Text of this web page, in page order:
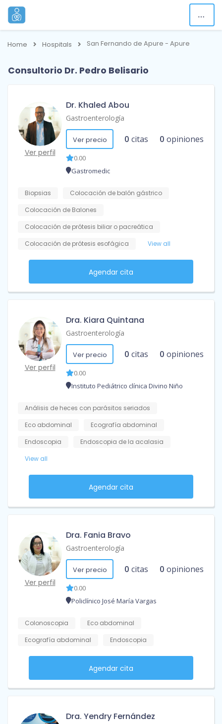
Home Hospitals San Fernando de Apure - Apure
Consultorio Dr. Pedro Belisario
Ver perfil
Dr. Khaled Abou
Gastroenterología
Ver precio 0 citas 0 opiniones
0.00
Gastromedic
Biopsias
Colocación de balón gástrico
Colocación de Balones
Colocación de prótesis biliar o pacreática
Colocación de prótesis esofágica
View all
Agendar cita
Ver perfil
Dra. Kiara Quintana
Gastroenterología
Ver precio 0 citas 0 opiniones
0.00
Instituto Pediátrico clínica Divino Niño
Análisis de heces con parásitos seriados
Eco abdominal
Ecografía abdominal
Endoscopia
Endoscopia de la acalasia
View all
Agendar cita
Ver perfil
Dra. Fania Bravo
Gastroenterología
Ver precio 0 citas 0 opiniones
0.00
Policlínico José María Vargas
Colonoscopia
Eco abdominal
Ecografía abdominal
Endoscopia
Agendar cita
Dra. Yendry Fernández